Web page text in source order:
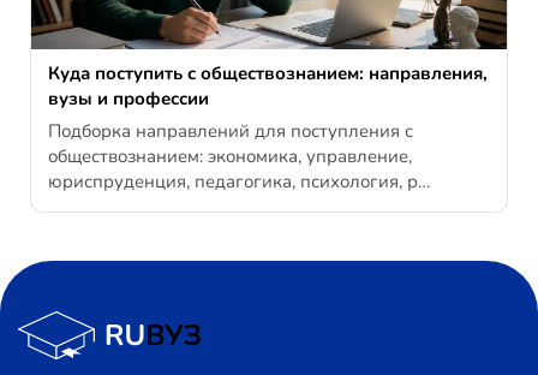
Куда поступить с обществознанием: направления,
вузы и профессии
Подборка направлений для поступления с
обществознанием: экономика, управление,
юриспруденция, педагогика, психология, р…